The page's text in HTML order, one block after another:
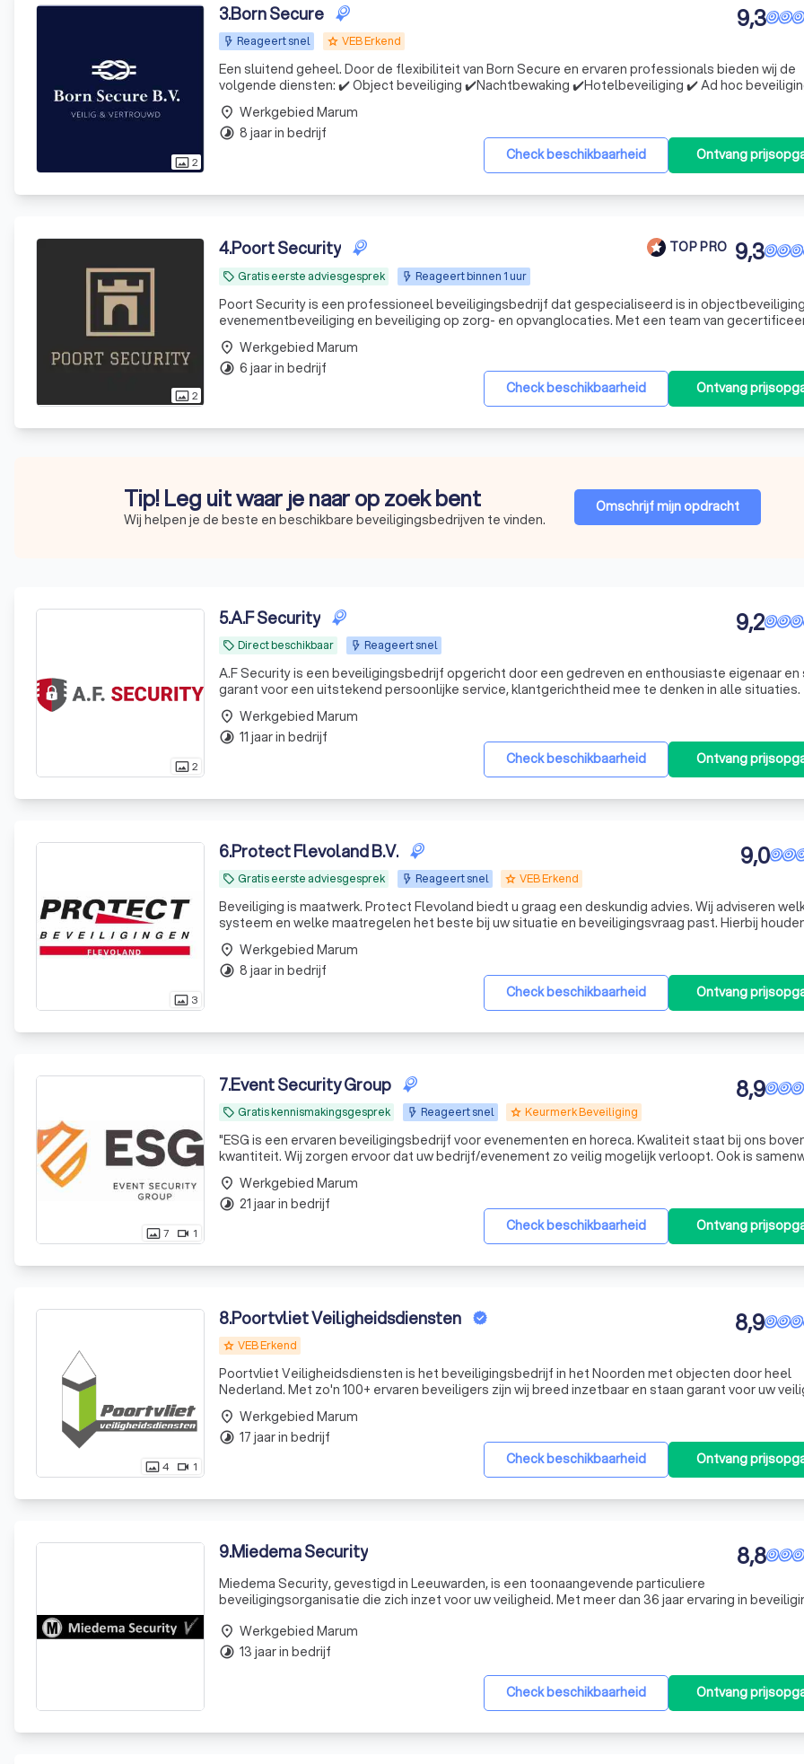
photo_size_select_actual2
3.Born Secure
Reageert snel grade VEB Erkend
9,3
Een sluitend geheel. Door de flexibiliteit van Born Secure en ervaren professionals bieden wij de
volgende diensten: ✔️ Object beveiliging ✔️Nachtbewaking ✔️Hotelbeveiliging ✔️ Ad hoc beveiliging Wil je
meer weten? Stuur ons dan een bericht.
Check beschikbaarheid Ontvang
place Werkgebied Marum
timelapse 8 jaar in bedrijf
photo_size_select_actual2
4.Poort Security TOP PRO
local_offer Gratis eerste adviesgesprek Reageert binnen 1 uur
9,3
Poort Security is een professioneel beveiligingsbedrijf dat gespecialiseerd is in
evenementbeveiliging en beveiliging op zorg- en opvanglocaties. Met een team van
Check beschikbaarheid Ontvang
place Werkgebied Marum
timelapse 6 jaar in bedrijf
Tip! Leg uit waar je naar op zoek bent
Wij helpen je de beste en beschikbare beveiligingsbedrijven te vinden.
Omschrijf mijn opdracht
photo_size_select_actual2
5.A.F Security
local_offer Direct beschikbaar Reageert snel
9,2
A.F Security is een beveiligingsbedrijf opgericht door een gedreven en enthousiaste eigenaar en
garant voor een uitstekend persoonlijke service, klantgerichtheid mee te denken in alle situaties.
Check beschikbaarheid Ontvang
place Werkgebied Marum
timelapse 11 jaar in bedrijf
photo_size_select_actual 3
6.Protect Flevoland B.V.
local_offer Gratis eerste adviesgesprek Reageert snel grade VEB Erkend
9,0
Beveiliging is maatwerk. Protect Flevoland biedt u graag een deskundig advies. Wij adviseren
systeem en welke maatregelen het beste bij uw situatie en beveiligingsvraag past. Hierbij
natuurlijk rekening met uw wensen. Daarom komen we altijd eerst bij u langs voor een opname op
Check beschikbaarheid Ontvang
place Werkgebied Marum
timelapse 8 jaar in bedrijf
photo_size_select_actual7 videocam 1
7.Event Security Group
local_offer Gratis kennismakingsgesprek Reageert snel grade Keurmerk Beveiliging
8,9
"ESG is een ervaren beveiligingsbedrijf voor evenementen en horeca. Kwaliteit staat bij ons
kwantiteit. Wij zorgen ervoor dat uw bedrijf/evenement zo veilig mogelijk verloopt. Ook is
voor ons van belang. Niet alleen tussen de beveiligers onderling, maar ook met de organisatie(s) w
Check beschikbaarheid Ontvang
place Werkgebied Marum
timelapse 21 jaar in bedrijf
photo_size_select_actual4 videocam 1
8.Poortvliet Veiligheidsdiensten
grade VEB Erkend
8,9
Poortvliet Veiligheidsdiensten is het beveiligingsbedrijf in het Noorden met objecten door heel
Nederland. Met zo'n 100+ ervaren beveiligers zijn wij breed inzetbaar en staan garant voor uw
en die van anderen.
Check beschikbaarheid Ontvang
place Werkgebied Marum
timelapse 17 jaar in bedrijf
9.Miedema Security 8,8
Miedema Security, gevestigd in Leeuwarden, is een toonaangevende particuliere
beveiligingsorganisatie die zich inzet voor uw veiligheid. Met meer dan 36 jaar ervaring in
team van toegewij
Check beschikbaarheid Ontvang
place Werkgebied Marum
timelapse 13 jaar in bedrijf